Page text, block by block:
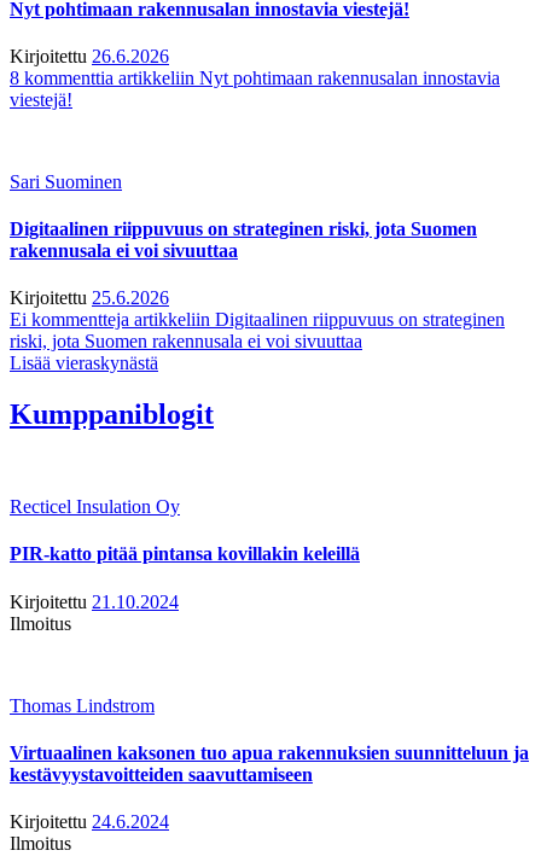
Nyt pohtimaan rakennusalan innostavia viestejä!
Kirjoitettu 26.6.2026
8 kommenttia artikkeliin Nyt pohtimaan rakennusalan innostavia
viestejä!
Sari Suominen
Digitaalinen riippuvuus on strateginen riski, jota Suomen
rakennusala ei voi sivuuttaa
Kirjoitettu 25.6.2026
Ei kommentteja artikkeliin Digitaalinen riippuvuus on strateginen
riski, jota Suomen rakennusala ei voi sivuuttaa
Lisää vieraskynästä
Kumppaniblogit
Recticel Insulation Oy
PIR-katto pitää pintansa kovillakin keleillä
Kirjoitettu 21.10.2024
Ilmoitus
Thomas Lindstrom
Virtuaalinen kaksonen tuo apua rakennuksien suunnitteluun ja
kestävyystavoitteiden saavuttamiseen
Kirjoitettu 24.6.2024
Ilmoitus